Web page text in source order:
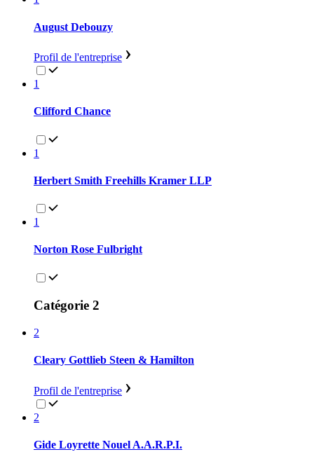
August Debouzy
Profil de l'entreprise
1
Clifford Chance
1
Herbert Smith Freehills Kramer LLP
1
Norton Rose Fulbright
Catégorie 2
2
Cleary Gottlieb Steen & Hamilton
Profil de l'entreprise
2
Gide Loyrette Nouel A.A.R.P.I.